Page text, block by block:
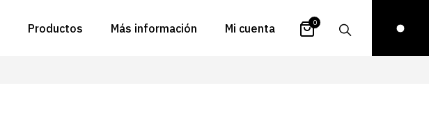
Productos Más información Mi cuenta 0